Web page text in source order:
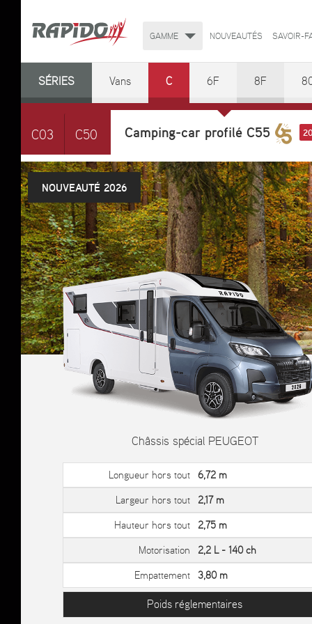
GAMME NOUVEAUTÉS SAVOIR-
SÉRIES Vans C 6F 8F
C03 C50 Camping-car profilé C55
NOUVEAUTÉ 2026
Châssis spécial PEUGEOT
Longueur hors tout 6,72 m
Largeur hors tout 2,17 m
Hauteur hors tout 2,75 m
Motorisation 2,2 L - 140 ch
Empattement 3,80 m
Poids réglementaires